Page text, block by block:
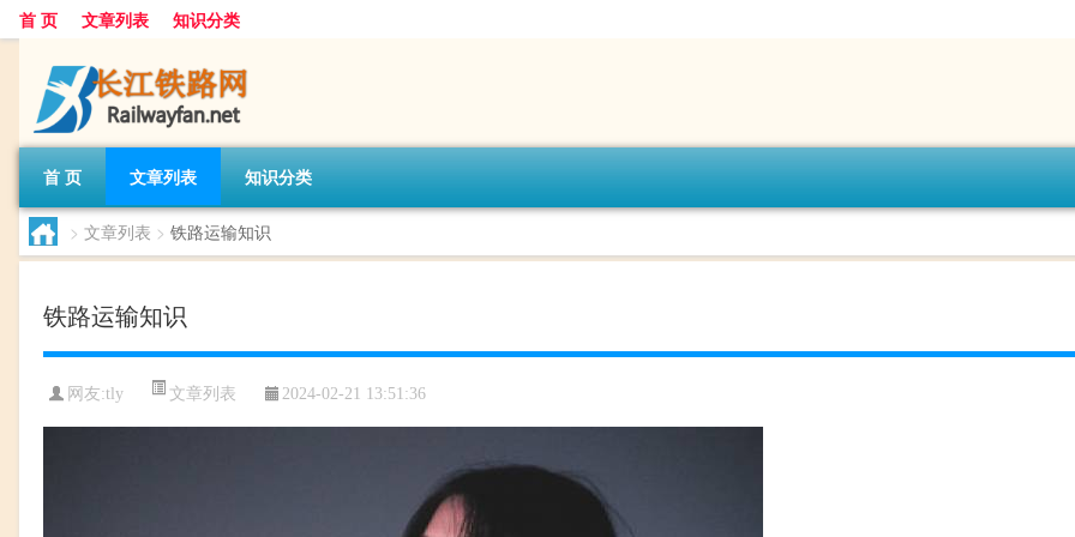
首 页 文章列表 知识分类
首 页 文章列表 知识分类
> 文章列表 > 铁路运输知识
铁路运输知识
网友:tly 文章列表 2024-02-21 13:51:36